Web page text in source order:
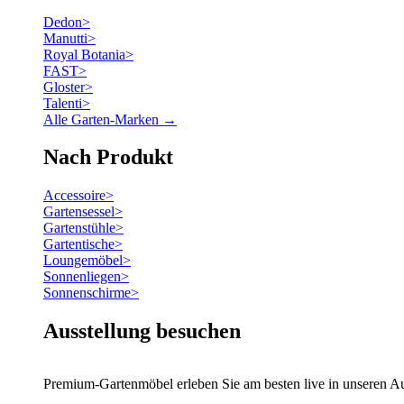
Dedon>
Manutti>
Royal Botania>
FAST>
Gloster>
Talenti>
Alle Garten-Marken →
Nach Produkt
Accessoire>
Gartensessel>
Gartenstühle>
Gartentische>
Loungemöbel>
Sonnenliegen>
Sonnenschirme>
Ausstellung besuchen
Premium-Gartenmöbel erleben Sie am besten live in unseren